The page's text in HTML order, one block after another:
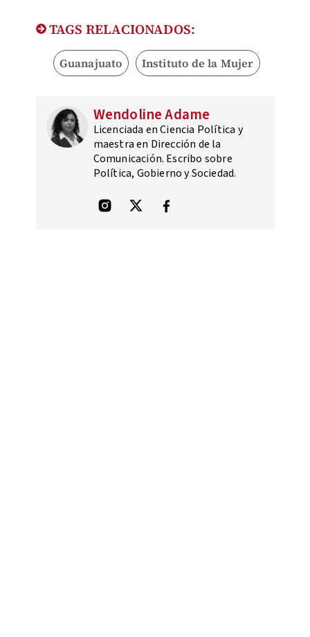
TAGS RELACIONADOS:
Guanajuato Instituto de la Mujer
Wendoline Adame
Licenciada en Ciencia Política y
maestra en Dirección de la
Comunicación. Escribo sobre
Política, Gobierno y Sociedad.